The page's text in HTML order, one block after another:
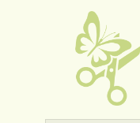
Aproveite 10% de
Início
Arquivo